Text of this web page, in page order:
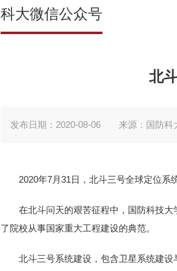
科大微信公众号
北
发布日期：2020-08-06 来源：国防科
2020年7月31日， 北斗三号全球定位系
在北斗问天的艰苦征程中， 国防科技大
了院校从事国家重大工程建设的典范。
北斗三号系统建设， 包含卫星系统建设